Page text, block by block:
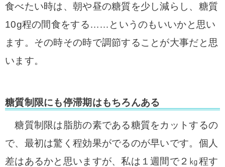
食べたい時は、朝や昼の糖質を少し減らし、糖質
10g程の間食をする……というのもいいかと思い
ます。その時その時で調節することが大事だと思
います。
糖質制限にも停滞期はもちろんある
糖質制限は脂肪の素である糖質をカットするの
で、最初は驚く程効果がでるのが早いです。個人
差はあるかと思いますが、私は１週間で２㎏程す